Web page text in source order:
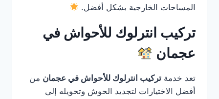
المساحات الخارجية بشكل أفضل.
تركيب انترلوك للأحواش في
عجمان
تعد خدمة تركيب انترلوك للأحواش في عجمان من
أفضل الاختيارات لتجديد الحوش وتحويله إلى